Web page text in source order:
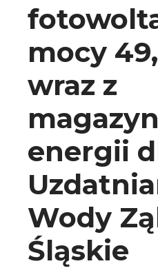
mocy
wraz z
energii
Wody
Śląskie